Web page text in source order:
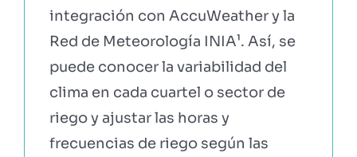
integración con AccuWeather y la
Red de Meteorología INIA¹. Así, se
puede conocer la variabilidad del
clima en cada cuartel o sector de
riego y ajustar las horas y
frecuencias de riego según las